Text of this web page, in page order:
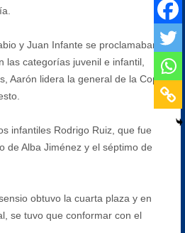
y Juan Infante se proclamaban
las categorías juvenil e infantil,
Aarón lidera la general de la Copa
infantiles Rodrigo Ruiz, que fue
de Alba Jiménez y el séptimo de
obtuvo la cuarta plaza y en
se tuvo que conformar con el